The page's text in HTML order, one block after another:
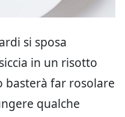
si sposa
in un risotto
basterà far rosolare
qualche